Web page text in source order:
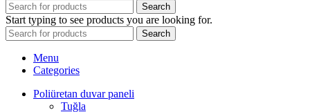
Search
Start typing to see products you are looking for.
Search
Menu
Categories
Poliüretan duvar paneli
Tuğla